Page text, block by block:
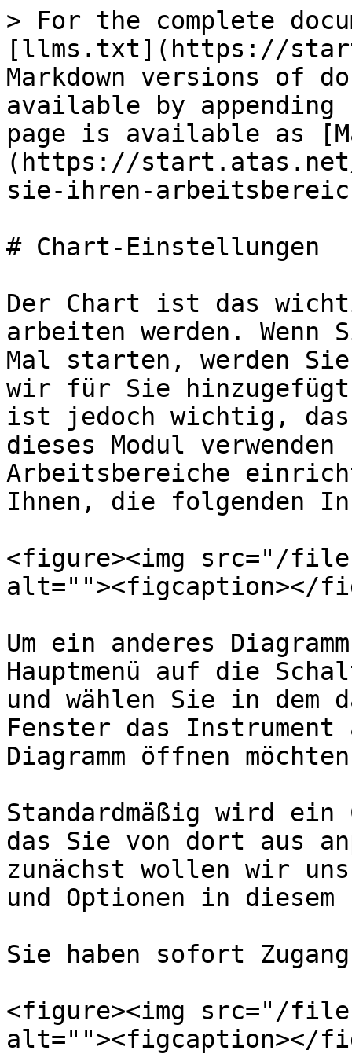
> For the complete
[llms.txt](https://
Markdown versions of
available by
page is available as
(https://
sie-ihren-
# Chart-Einstellungen
Der Chart ist das
arbeiten werden.
Mal starten, werden
wir für Sie
ist jedoch wichtig,
dieses Modul
Arbeitsbereiche
Ihnen, die folgenden
<figure><img src="/files/
alt=""><figcaption></
Um ein anderes
Hauptmenü auf die
und wählen Sie in dem
Fenster das
Diagramm öffnen
Standardmäßig wird
das Sie von dort aus
zunächst wollen wir
und Optionen in diesem
Sie haben sofort
<figure><img src="/files/
alt=""><figcaption></